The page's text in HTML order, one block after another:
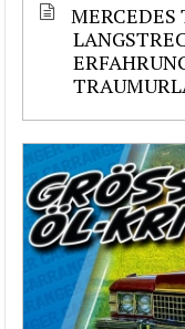
MERCEDES